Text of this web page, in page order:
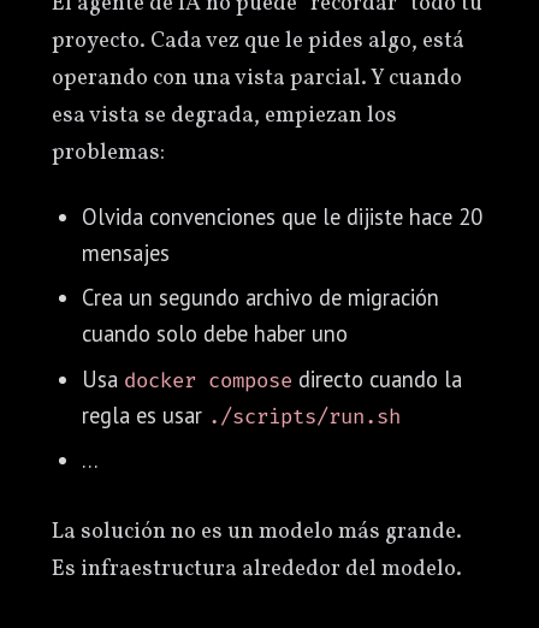
proyecto. Cada vez que le pides algo, está
operando con una vista parcial. Y cuando
esa vista se degrada, empiezan los
problemas:
Olvida convenciones que le dijiste hace 20
mensajes
Crea un segundo archivo de migración
cuando solo debe haber uno
Usa docker compose directo cuando la
regla es usar ./scripts/run.sh
…
La solución no es un modelo más grande.
Es infraestructura alrededor del modelo.